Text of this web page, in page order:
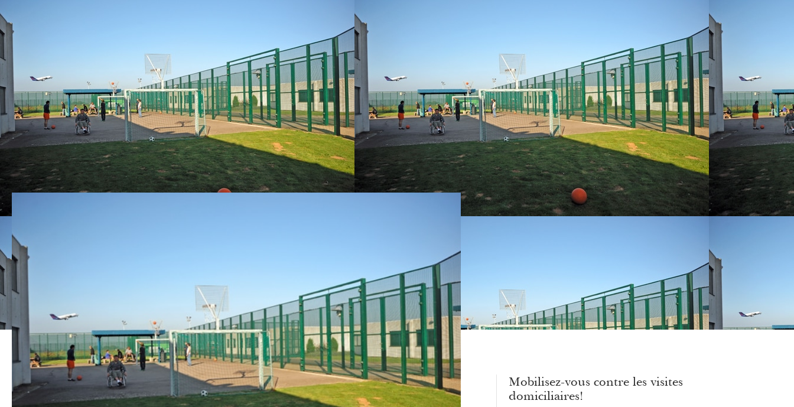
Mobilisez-vous contre les visites
domiciliaires!